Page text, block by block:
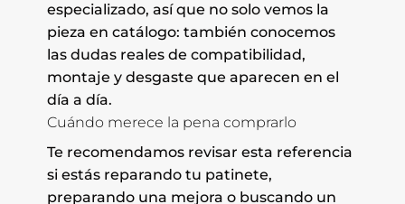
especializado, así que no solo vemos la
pieza en catálogo: también conocemos
las dudas reales de compatibilidad,
montaje y desgaste que aparecen en el
día a día.
Cuándo merece la pena comprarlo
Te recomendamos revisar esta referencia
si estás reparando tu patinete,
preparando una mejora o buscando un